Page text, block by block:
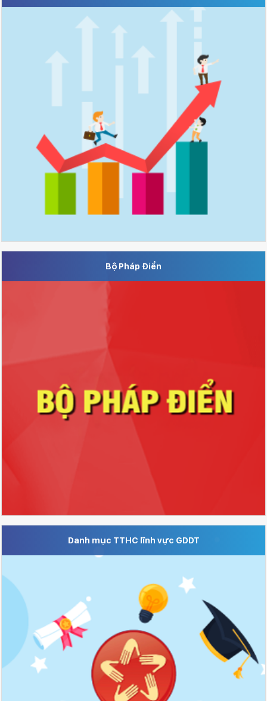
Bộ Pháp Điển
Danh mục TTHC lĩnh vực GDDT